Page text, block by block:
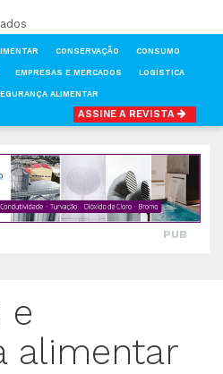
CONSERVAÇÃO CONSUMO
EMPRESAS E MERCADOS LOGÍSTICA
ALIMENTAR
ASSINE A REVISTA
E SEGURANÇA ALIMENTAR
PUB
e
alimentar